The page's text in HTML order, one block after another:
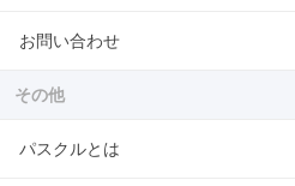
お問い合わせ
その他
パスクルとは